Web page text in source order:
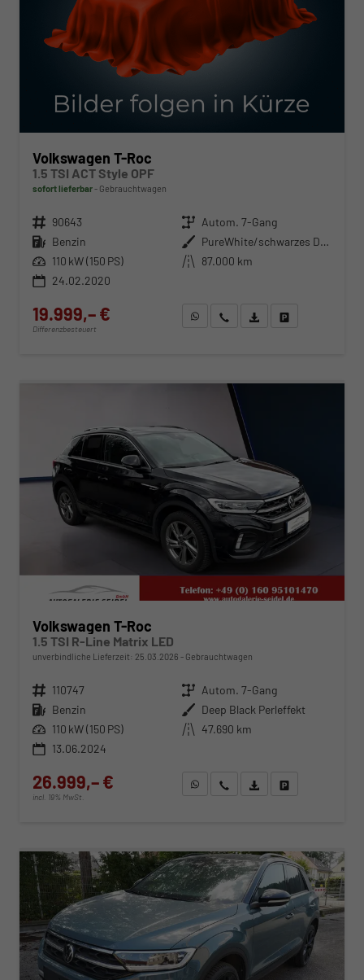
Volkswagen T-Roc
1.5 TSI ACT Style OPF
sofort lieferbar Gebrauchtwagen
Fahrzeugnr. 90643 Getriebe Autom. 7-Gang
Kraftstoff Benzin Außenfarbe
PureWhite/schwarzes Dach
Leistung 110 kW (150 PS) Kilometerstand 87.000 km
24.02.2020
19.999,– €
Differenzbesteuert
WhatsApp anfragen
Wir rufen Sie anFahrzeugexposé (PDF)
Volkswagen T-Roc
1.5 TSI R-Line Matrix LED
unverbindliche Lieferzeit: 25.03.2026 Gebrauchtwagen
Fahrzeugnr. 110747 Getriebe Autom. 7-Gang
Kraftstoff Benzin Außenfarbe Deep Black Perleffekt
Leistung 110 kW (150 PS) Kilometerstand 47.690 km
13.06.2024
26.999,– €
incl. 19% MwSt.
WhatsApp anfragen
Wir rufen Sie anFahrzeugexposé (PDF)